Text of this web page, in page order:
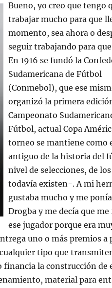
Bueno, yo creo que tengo
trabajar mucho para que
momento, sea ahora o
seguir trabajando para
En 1916 se fundó la
Sudamericana de Fútbol
(Conmebol), que ese
organizó la primera
Campeonato
Fútbol, actual Copa
torneo se mantiene como
antiguo de la historia del
nivel de selecciones, de
todavía existen-. A mi
gustaba mucho y me
Drogba y me decía que
ese jugador porque era
uno o más premios a
tipo que
financia la construcción de
material para